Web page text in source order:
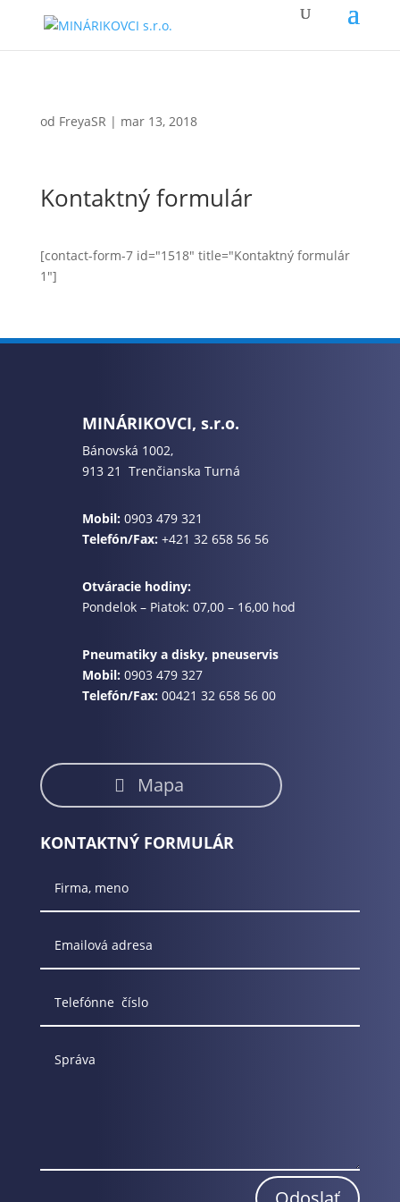
od FreyaSR | mar 13, 2018
Kontaktný formulár
[contact-form-7 id="1518" title="Kontaktný formulár
1"]
MINÁRIKOVCI, s.r.o.
Bánovská 1002,
913 21 Trenčianska Turná
Mobil: 0903 479 321
Telefón/Fax:+421 32 658 56 56
Otváracie hodiny:
Pondelok – Piatok: 07,00 – 16,00 hod
Pneumatiky a disky, pneuservis
Mobil: 0903 479 327
Telefón/Fax:00421 32 658 56 00
Mapa
KONTAKTNÝ FORMULÁR